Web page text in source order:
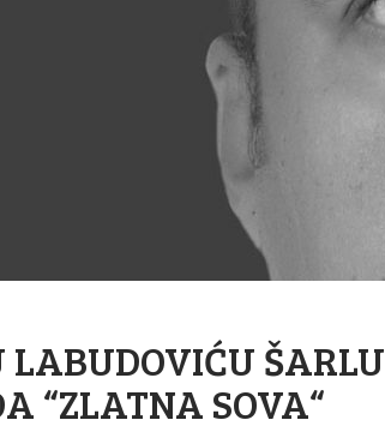
LABUDOVIĆU ŠARLU
“ZLATNA SOVA“